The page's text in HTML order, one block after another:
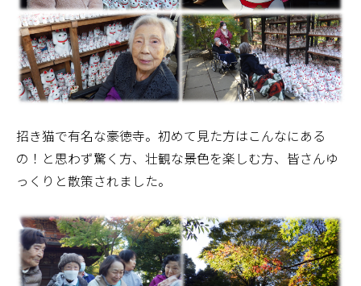
招き猫で有名な豪徳寺。初めて見た方はこんなにある
の！と思わず驚く方、壮観な景色を楽しむ方、皆さんゆ
っくりと散策されました。